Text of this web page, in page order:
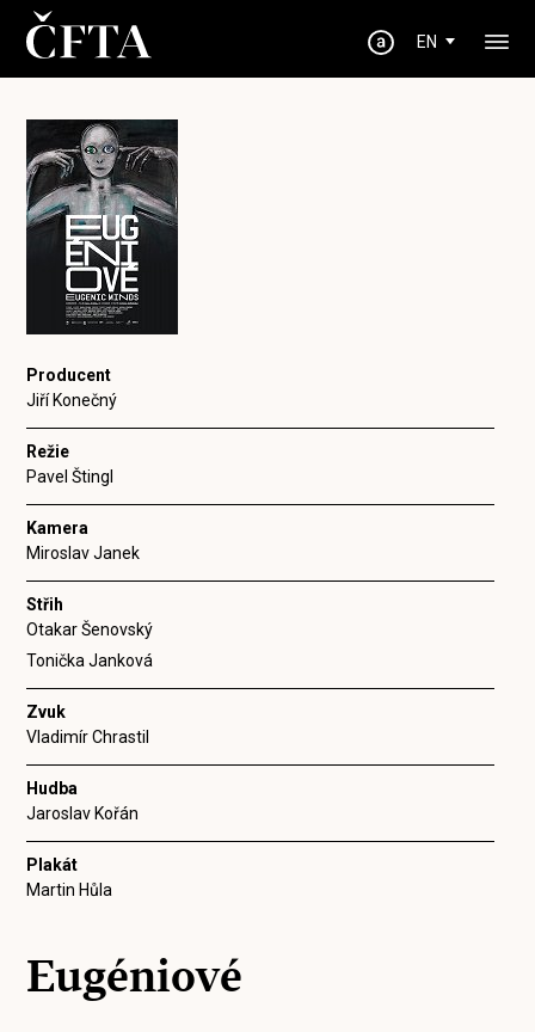
EN
Producent
Jiří Konečný
Režie
Pavel Štingl
Kamera
Miroslav Janek
Střih
Otakar Šenovský
Tonička Janková
Zvuk
Vladimír Chrastil
Hudba
Jaroslav Kořán
Plakát
Martin Hůla
Eugéniové